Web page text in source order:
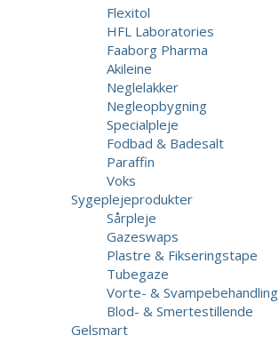
Flexitol
HFL Laboratories
Faaborg Pharma
Akileine
Neglelakker
Negleopbygning
Specialpleje
Fodbad & Badesalt
Paraffin
Voks
Sygeplejeprodukter
Sårpleje
Gazeswaps
Plastre & Fikseringstape
Tubegaze
Vorte- & Svampebehandling
Blod- & Smertestillende
Gelsmart